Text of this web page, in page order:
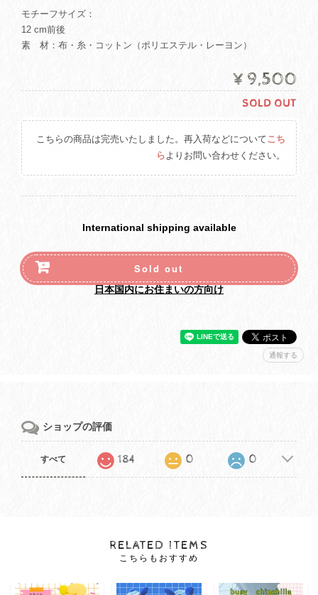
モチーフサイズ：
12 cm前後
素 材：布・糸・コットン（ポリエステル・レーヨン）
¥9,500
SOLD OUT
こちらの商品は完売いたしました。再入荷などについてこち
らよりお問い合わせください。
International shipping available
Sold out
日本国内にお住まいの方向け
通報する
ショップの評価
すべて 184 0 0
RELATED ITEMS
こちらもおすすめ